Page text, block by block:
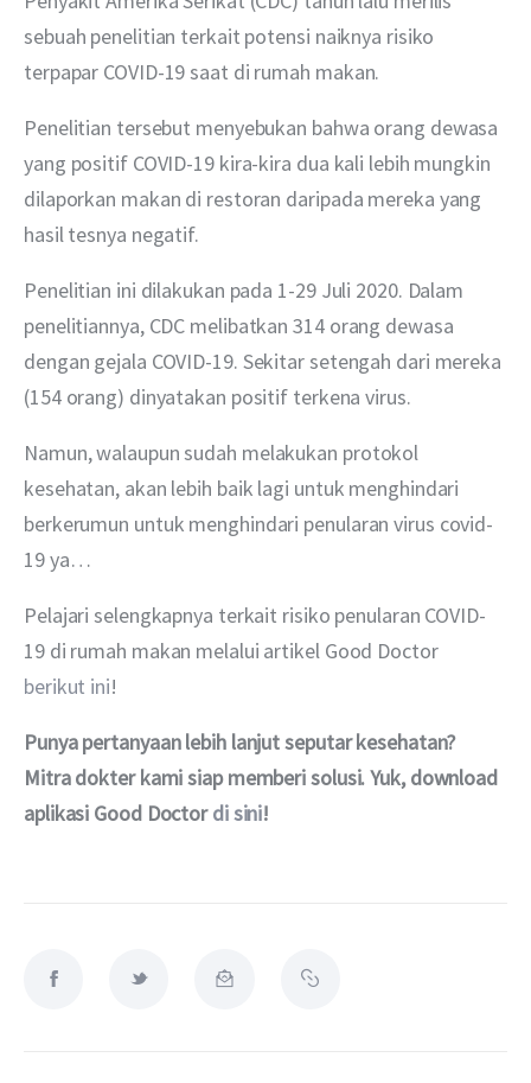
sebuah penelitian terkait potensi naiknya risiko
terpapar COVID-19 saat di rumah makan.
Penelitian tersebut menyebukan bahwa orang dewasa
yang positif COVID-19 kira-kira dua kali lebih mungkin
dilaporkan makan di restoran daripada mereka yang
hasil tesnya negatif.
Penelitian ini dilakukan pada 1-29 Juli 2020. Dalam
penelitiannya, CDC melibatkan 314 orang dewasa
dengan gejala COVID-19. Sekitar setengah dari mereka
(154 orang) dinyatakan positif terkena virus.
Namun, walaupun sudah melakukan protokol
kesehatan, akan lebih baik lagi untuk menghindari
berkerumun untuk menghindari penularan virus covid-
19 ya…
Pelajari selengkapnya terkait risiko penularan COVID-
19 di rumah makan melalui artikel Good Doctor
berikut ini!
Punya pertanyaan lebih lanjut seputar kesehatan?
Mitra dokter kami siap memberi solusi. Yuk, download
aplikasi Good Doctor di sini!